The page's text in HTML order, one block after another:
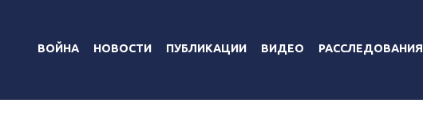
ВОЙНА НОВОСТИ ПУБЛИКАЦИИ ВИДЕО РАССЛЕДОВАНИЯ